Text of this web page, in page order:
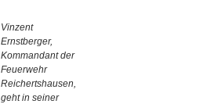
Vinzent
Ernstberger,
Kommandant der
Feuerwehr
Reichertshausen,
geht in seiner